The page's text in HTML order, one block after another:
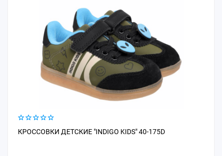
КРОССОВКИ ДЕТСКИЕ "INDIGO KIDS" 40-175D